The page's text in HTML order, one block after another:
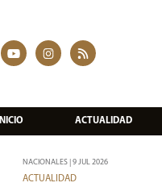
INICIO ACTUALIDAD
NACIONALES | 9 JUL 2026
ACTUALIDAD